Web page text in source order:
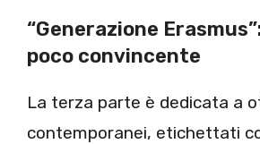
“Generazione
poco convincente
La terza parte è dedicata a
contemporanei, etichettati